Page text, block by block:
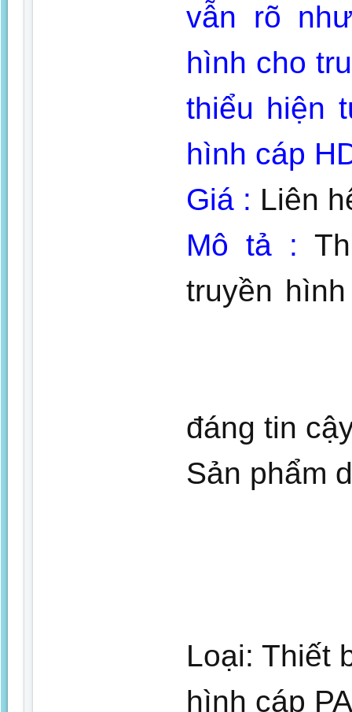
vẫn rõ
hình cho
thiểu hiện
hình cáp
Giá : Liên
Mô tả :
truyền
đáng tin
Sản phẩm
Loại: Thiết
hình cáp